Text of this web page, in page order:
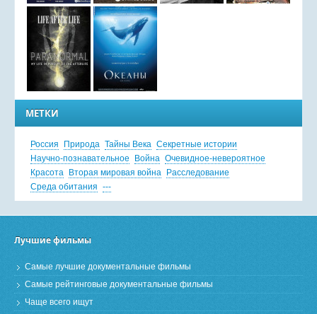
МЕТКИ
Россия Природа Тайны Века Секретные истории
Научно-познавательное
Война Очевидное-невероятное
Красота
Вторая мировая война
Расследование
Среда обитания ---
Лучшие фильмы
Самые лучшие документальные фильмы
Самые рейтинговые документальные фильмы
Чаще всего ищут